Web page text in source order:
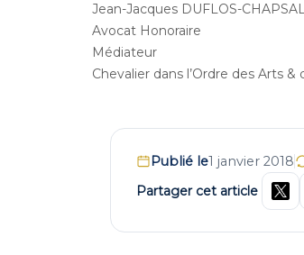
Jean-Jacques DUFLOS-
Avocat Honoraire
Médiateur
Chevalier dans l’Ordre des Arts
Publié le1 janvier 2018
Partager cet article